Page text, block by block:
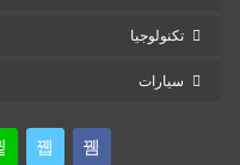
تكنولوجيا
سيارات